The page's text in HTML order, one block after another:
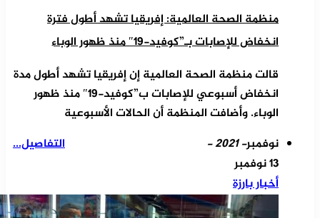
منظمة الصحة العالمية: إفريقيا تشهد أطول فترة
انخفاض للإصابات بـ”كوفيد-19″ منذ ظهور الوباء
قالت منظمة الصحة العالمية إن إفريقيا تشهد أطول مدة
انخفاض أسبوعي للإصابات ب”كوفيد-19″ منذ ظهور
الوباء. وأضافت المنظمة أن الحالات الأسبوعية
التفاصيل...
نوفمبر- 2021 -
13 نوفمبر
أخبار بارزة